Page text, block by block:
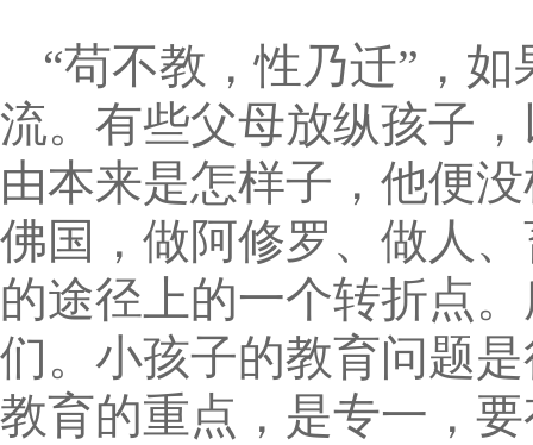
“苟不教，性乃迁”，
流。有些父母放纵孩子
由本来是怎样子，他便
佛国，做阿修罗、做人
的途径上的一个转折点
们。小孩子的教育问题
教育的重点，是专一，